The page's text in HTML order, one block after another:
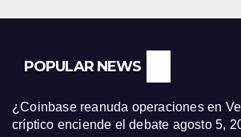
POPULAR NEWS
¿Coinbase reanuda operaciones en
críptico enciende el debate agosto 5,